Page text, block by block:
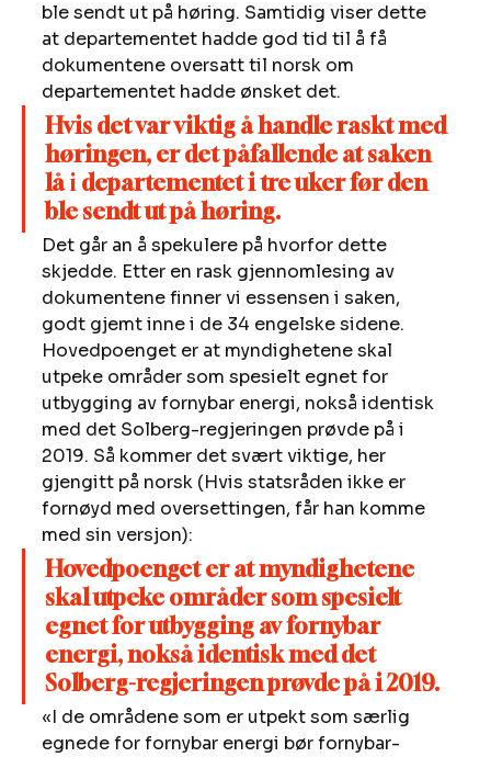
ble sendt ut på høring. Samtidig viser dette
at departementet hadde god tid til å få
dokumentene oversatt til norsk om
departementet hadde ønsket det.
Hvis det var viktig å handle raskt med
høringen, er det påfallende at saken
lå i departementet i tre uker før den
ble sendt ut på høring.
Det går an å spekulere på hvorfor dette
skjedde. Etter en rask gjennomlesing av
dokumentene finner vi essensen i saken,
godt gjemt inne i de 34 engelske sidene.
Hovedpoenget er at myndighetene skal
utpeke områder som spesielt egnet for
utbygging av fornybar energi, nokså identisk
med det Solberg-regjeringen prøvde på i
2019. Så kommer det svært viktige, her
gjengitt på norsk (Hvis statsråden ikke er
fornøyd med oversettingen, får han komme
med sin versjon):
Hovedpoenget er at myndighetene
skal utpeke områder som spesielt
egnet for utbygging av fornybar
energi, nokså identisk med det
Solberg-regjeringen prøvde på i 2019.
«I de områdene som er utpekt som særlig
egnede for fornybar energi bør fornybar-